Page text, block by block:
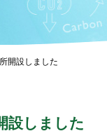
開設しました
設しました